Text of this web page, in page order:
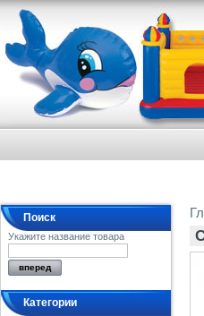
Поиск
Укажите название товара
Категории